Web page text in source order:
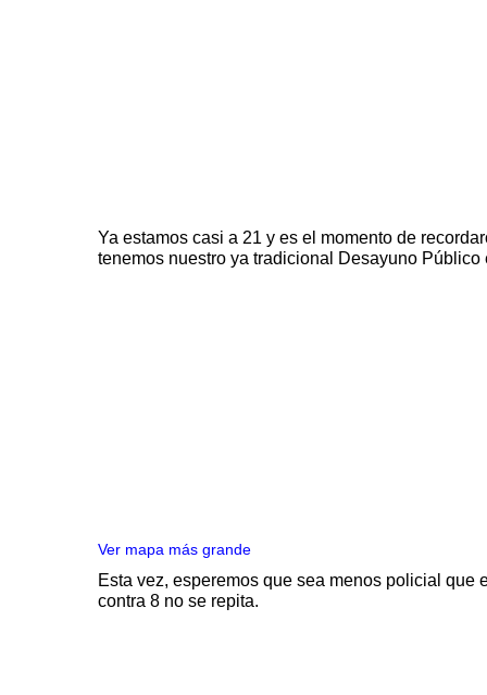
Ya estamos casi a 21 y es el momento de
tenemos nuestro ya tradicional Desayuno Público
Ver mapa más grande
Esta vez, esperemos que sea menos policial que
contra 8 no se repita.